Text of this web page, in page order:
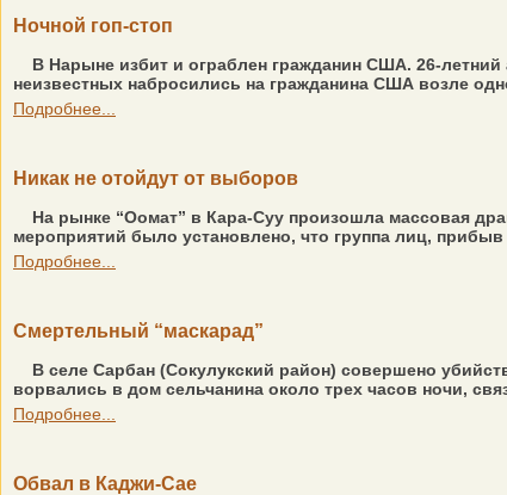
Ночной гоп-стоп
В Нарыне избит и ограблен гражданин США. 26-
неизвестных набросились на гражданина США возле
Подробнее...
Никак не отойдут от выборов
На рынке “Оомат” в Кара-Суу произошла массовая
мероприятий было установлено, что группа лиц,
Подробнее...
Смертельный “маскарад”
В селе Сарбан (Сокулукский район) совершено
ворвались в дом сельчанина около трех часов ночи,
Подробнее...
Обвал в Каджи-Сае